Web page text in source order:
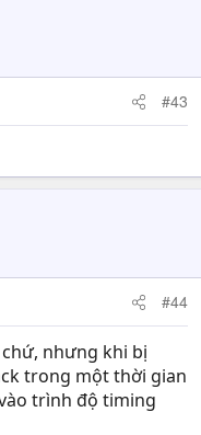
#43
#44
nhưng khi bị
trong một thời gian
trình độ timing